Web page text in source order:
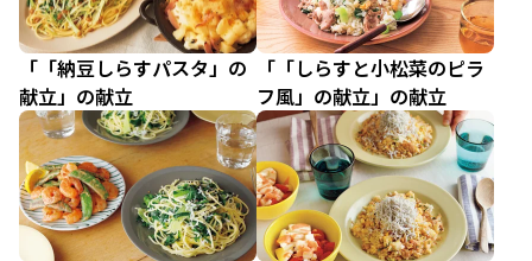
「「納豆しらすパスタ」の
献立」の献立
「「しらすと小松菜のピラ
フ風」の献立」の献立